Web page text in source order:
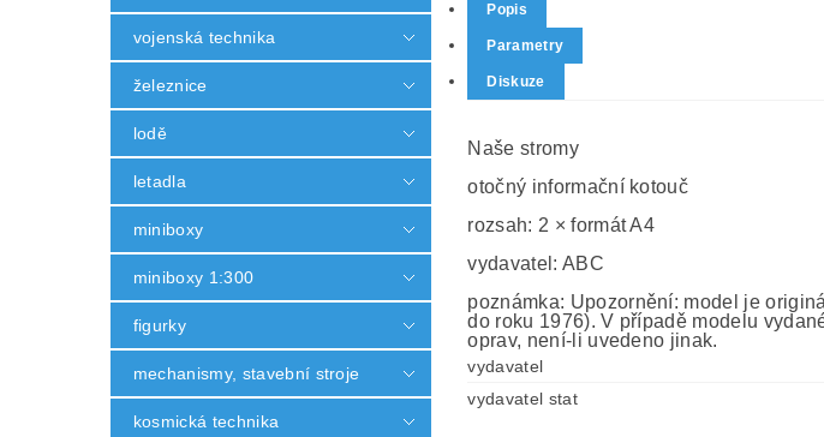
vojenská technika
železnice
lodě
letadla
miniboxy
miniboxy 1:300
figurky
mechanismy, stavební stroje
kosmická technika
Popis
Parametry
Diskuze
Naše stromy
otočný informační kotouč
rozsah: 2 × formát A4
vydavatel: ABC
poznámka: Upozornění: model je
do roku 1976). V případě modelu
oprav, není-li uvedeno jinak.
vydavatel
vydavatel stat